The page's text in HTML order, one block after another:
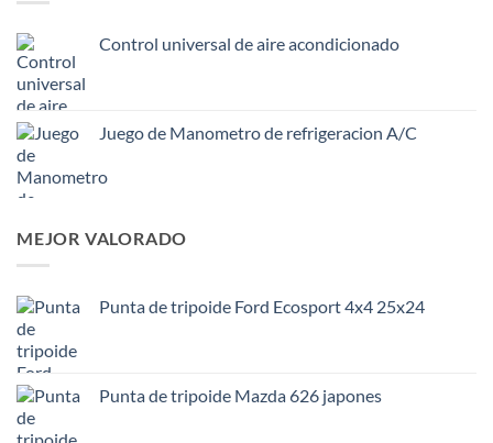
Control universal de aire acondicionado
Juego de Manometro de refrigeracion A/C
MEJOR VALORADO
Punta de tripoide Ford Ecosport 4x4 25x24
Punta de tripoide Mazda 626 japones